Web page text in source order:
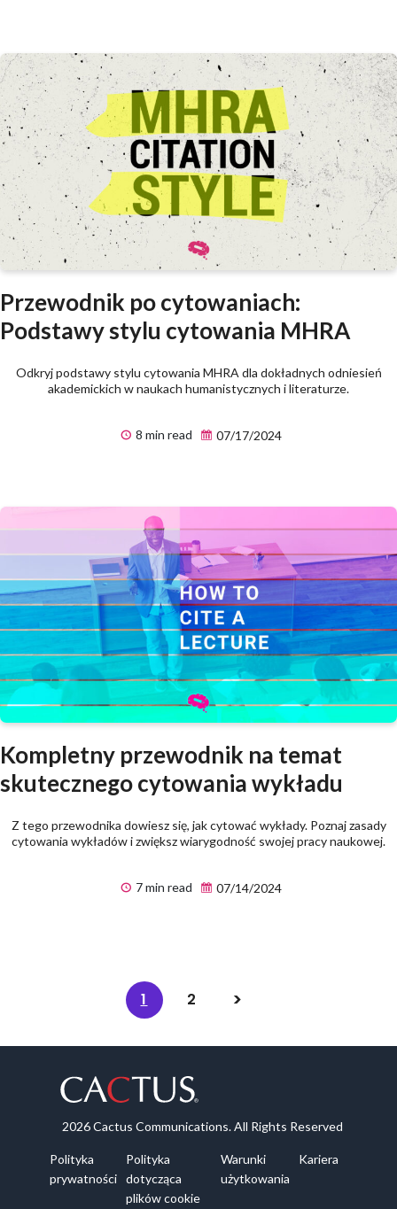
Przewodnik po cytowaniach:
Podstawy stylu cytowania MHRA
Odkryj podstawy stylu cytowania MHRA dla dokładnych odniesień
akademickich w naukach humanistycznych i literaturze.
8 min read 07/17/2024
Kompletny przewodnik na temat
skutecznego cytowania wykładu
Z tego przewodnika dowiesz się, jak cytować wykłady. Poznaj zasady
cytowania wykładów i zwiększ wiarygodność swojej pracy naukowej.
7 min read 07/14/2024
1 2
2026 Cactus Communications. All Rights Reserved
Polityka
prywatności
Polityka
dotycząca
plików cookie
Warunki
użytkowania
Kariera